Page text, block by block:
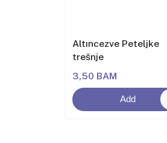
Altıncezve Peteljke
trešnje
3,50 BAM
Add